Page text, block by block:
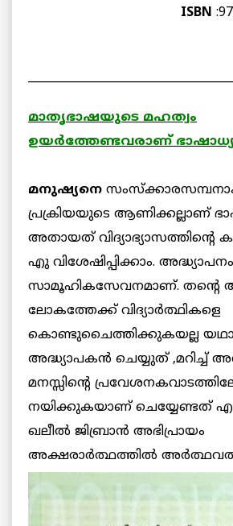
ISBN
മാതൃഭാഷയുടെ മഹത്വം
ഉയര്‍ത്തേണ്ടവരാണ്
മനുഷ്യനെ
പ്രക്രിയയുടെ ആണിക്കല്ലാണ്
അതായത് വിദ്യാഭ്യാസത്തിന്റെ
എു വിശേഷിപ്പിക്കാം.
സാമൂഹികസേവനമാണ്. തന്റെ
ലോകത്തേക്ക് വിദ്യാര്‍ത്ഥികളെ
കൊണ്ടുചെെത്തിക്കുകയല്ല
അദ്ധ്യാപകന്‍ ചെയ്യുത് ,മറിച്ച്
മനസ്സിന്റെ
നയിക്കുകയാണ് ചെയ്യേണ്ടത്
ഖലീല്‍ ജിബ്രാന്‍ അഭിപ്രായം
അക്ഷരാര്‍ത്ഥത്തില്‍